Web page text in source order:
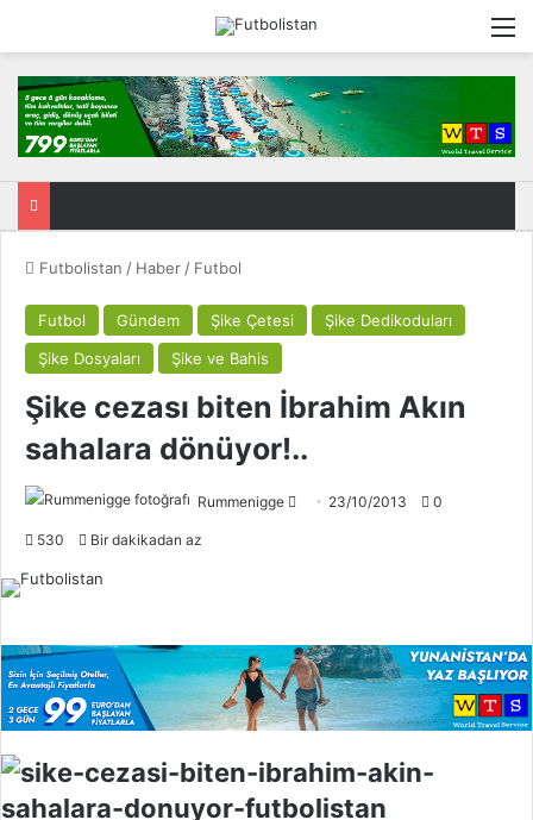
Futbolistan / Haber / Futbol
Futbol Gündem Şike Çetesi
Şike Dedikoduları
Şike Dosyaları
Şike ve Bahis
Şike cezası biten İbrahim Akın
sahalara dönüyor!..
Rummenigge
w
o
n
X
23/10/2013 0
530 Bir dakikadan az